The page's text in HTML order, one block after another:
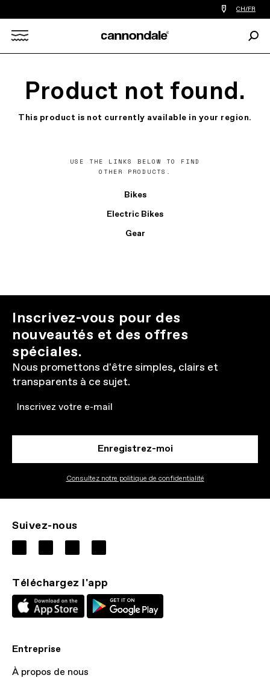
Trouver
le
proche
vous
CH/FR
Product not found.
This product is not currently available in your region.
USE THE LINKS BELOW TO FIND
OTHER PRODUCTS.
Bikes
Electric Bikes
Gear
Inscrivez-vous pour des
nouveautés et des offres
spéciales.
Nous promettons d'être simples, clairs et
transparents à ce sujet.
Email
Enregistrez-moi
Consultez notre politique de confidentialité
Suivez-nous
Téléchargez l'app
Entreprise
À propos de nous